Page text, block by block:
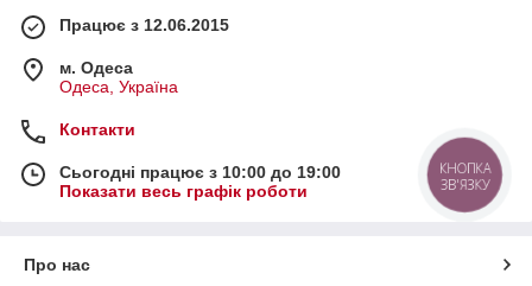
Працює з 12.06.2015
м. Одеса
Одеса, Україна
Контакти
Сьогодні працює з 10:00 до 19:00
Показати весь графік роботи
Про нас
КНОПКА
ЗВ'ЯЗКУ